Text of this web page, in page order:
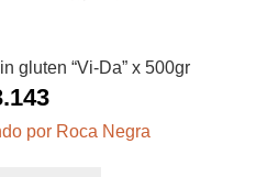
gluten “Vi-Da” x 500gr
por Roca Negra